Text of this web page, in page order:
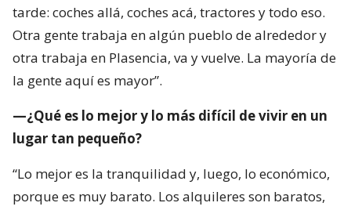
tarde: coches allá, coches acá, tractores y todo eso.
Otra gente trabaja en algún pueblo de alrededor y
otra trabaja en Plasencia, va y vuelve. La mayoría de
la gente aquí es mayor”.
—¿Qué es lo mejor y lo más difícil de vivir en un
lugar tan pequeño?
“Lo mejor es la tranquilidad y, luego, lo económico,
porque es muy barato. Los alquileres son baratos,